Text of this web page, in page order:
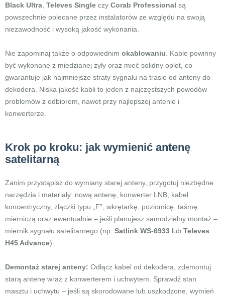
Black Ultra Televes Single czy Corab Professional są
powszechnie polecane przez instalatorów ze względu na swoją
niezawodność i wysoką jakość wykonania.
Nie zapominaj także o odpowiednim okablowaniu . Kable powinny
być wykonane z miedzianej żyły oraz mieć solidny oplot, co
gwarantuje jak najmniejsze straty sygnału na trasie od anteny do
dekodera. Niska jakość kabli to jeden z najczęstszych powodów
problemów z odbiorem, nawet przy najlepszej antenie i
konwerterze.
Krok po kroku: jak wymienić antenę
satelitarną
Zanim przystąpisz do wymiany starej anteny, przygotuj niezbędne
narzędzia i materiały: nową antenę, konwerter LNB, kabel
koncentryczny, złączki typu „F”, wkrętarkę, poziomicę, taśmę
mierniczą oraz ewentualnie – jeśli planujesz samodzielny montaż –
miernik sygnału satelitarnego (np. Satlink WS-6933 lub Televes
H45 Advance).
Demontaż starej anteny: Odłącz kabel od dekodera, zdemontuj
starą antenę wraz z konwerterem i uchwytem. Sprawdź stan
masztu i uchwytu – jeśli są skorodowane lub uszkodzone, wymień